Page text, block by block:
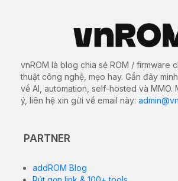
vnROM là blog chia sẻ ROM / firmware
thuật công nghệ, mẹo hay. Gần đây
về AI, automation, self-hosted và MMO.
ý, liên hệ xin gửi về email này:
PARTNER
addROM Blog